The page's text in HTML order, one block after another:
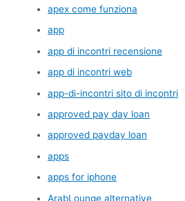
apex come funziona
app
app di incontri recensione
app di incontri web
app-di-incontri sito di incontri
approved pay day loan
approved payday loan
apps
apps for iphone
ArabLounge alternative